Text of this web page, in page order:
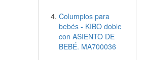
Columpios para
bebés - KIBO doble
con ASIENTO DE
BEBÉ. MA700036